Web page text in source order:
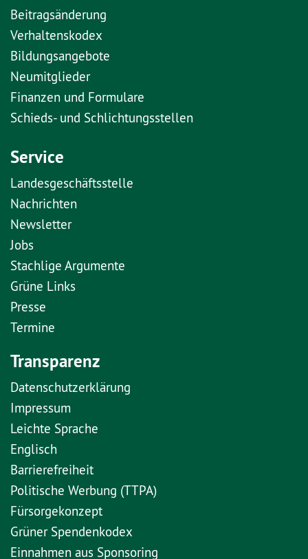
Beitragsänderung
Verhaltenskodex
Bildungsangebote
Neumitglieder
Finanzen und Formulare
Schieds- und Schlichtungsstellen
Service
Landesgeschäftsstelle
Nachrichten
Newsletter
Jobs
Stachlige Argumente
Grüne Links
Presse
Termine
Transparenz
Datenschutzerklärung
Impressum
Leichte Sprache
Englisch
Barrierefreiheit
Politische Werbung (TTPA)
Fürsorgekonzept
Grüner Spendenkodex
Einnahmen aus Sponsoring